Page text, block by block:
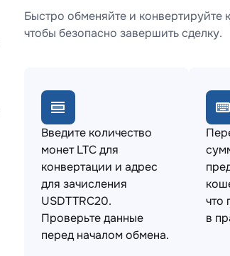
Быстро обменяйте и конвертируйте
чтобы безопасно завершить сделку.
Введите количество
монет LTC для
конвертации и адрес
для зачисления
USDTTRC20.
Проверьте данные
перед началом обмена.
что
в